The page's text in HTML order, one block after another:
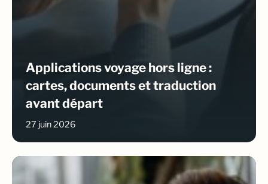
Applications voyage hors ligne :
cartes, documents et traduction
avant départ
27 juin 2026